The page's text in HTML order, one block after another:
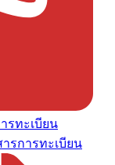
รทะเบียน
รการทะเบียน